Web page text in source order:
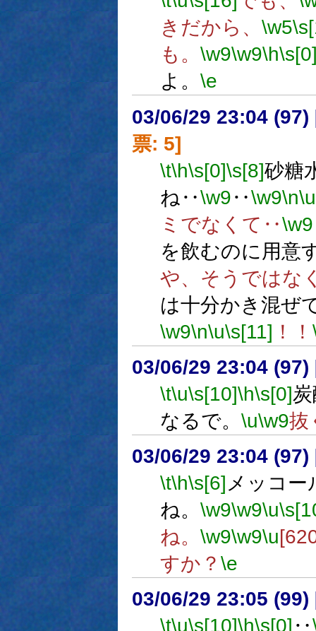
きだから、 \w5
も。 \w9\w9\h
よ。 \e
03/06/29 23:04 (97)
票: 5]
\t\h\s[0]\s[8]砂糖
ね‥\w9‥\w9\n\u
ミでなくて‥\w9
を飲むのに用意
や、そうではな
は十分かき混ぜ
\w9\n\u\s[11] ！！
03/06/29 23:04 (97)
\t\u\s[10]\h\s[0]
なるで。 \u\w9抜
03/06/29 23:04 (97)
\t\h\s[6] メッコー
ね。 \w9\w9\u
ね。 \w9\w9\u
すか？ \e
03/06/29 23:05 (99)
\t\u\s[10]\h\s[0] ‥